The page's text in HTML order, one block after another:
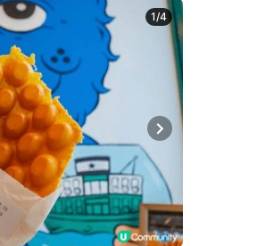
Next slide
1/4